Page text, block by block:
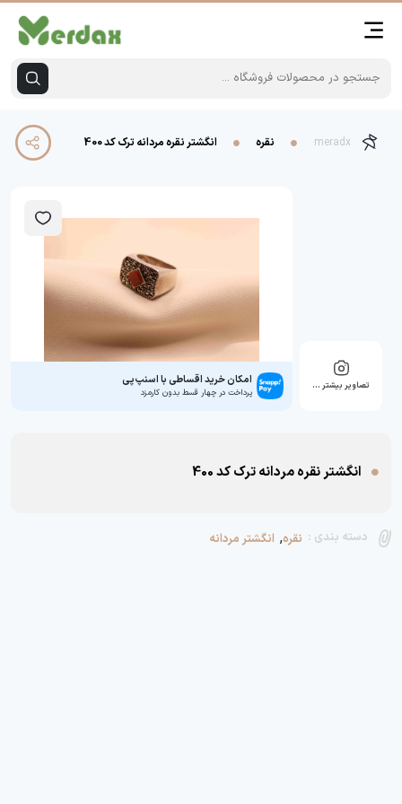
meradx نقره انگشتر نقره مردانه ترک کد 400
تصاویر بیشتر … امکان خرید اقساطی با اسنپ‌پی
پرداخت در چهار قسط بدون کارمزد
انگشتر نقره مردانه ترک کد 400
دسته بندی : نقره, انگشتر مردانه